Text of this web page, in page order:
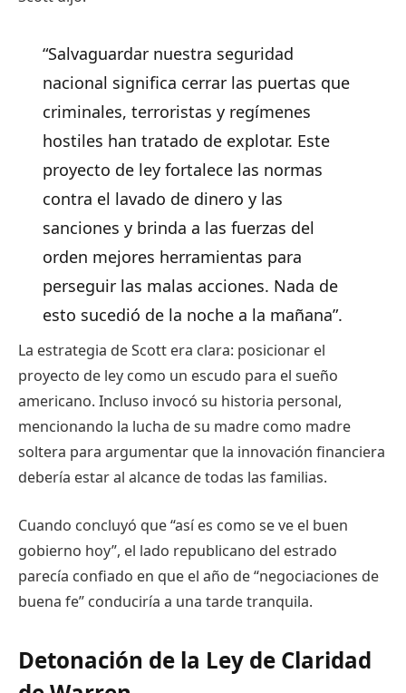
“Salvaguardar nuestra seguridad
nacional significa cerrar las puertas que
criminales, terroristas y regímenes
hostiles han tratado de explotar. Este
proyecto de ley fortalece las normas
contra el lavado de dinero y las
sanciones y brinda a las fuerzas del
orden mejores herramientas para
perseguir las malas acciones. Nada de
esto sucedió de la noche a la mañana”.
La estrategia de Scott era clara: posicionar el
proyecto de ley como un escudo para el sueño
americano. Incluso invocó su historia personal,
mencionando la lucha de su madre como madre
soltera para argumentar que la innovación financiera
debería estar al alcance de todas las familias.
Cuando concluyó que “así es como se ve el buen
gobierno hoy”, el lado republicano del estrado
parecía confiado en que el año de “negociaciones de
buena fe” conduciría a una tarde tranquila.
Detonación de la Ley de Claridad